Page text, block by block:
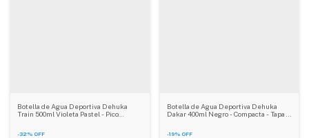
Botella de Agua Deportiva Dehuka
Train 500ml Violeta Pastel - Pico
-32% OFF
Botella de Agua Deportiva Dehuka
Dakar 400ml Negro - Compacta - Tapa a
-19% OFF